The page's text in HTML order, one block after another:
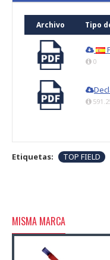
Archivo Tipo
0
Etiquetas: TOP FIELD
MISMA MARCA